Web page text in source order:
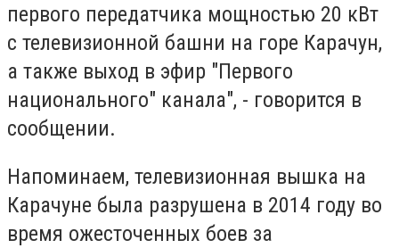
первого передатчика мощностью 20 кВт
с телевизионной башни на горе Карачун,
а также выход в эфир "Первого
национального" канала", - говорится в
сообщении.
Напоминаем, телевизионная вышка на
Карачуне была разрушена в 2014 году во
время ожесточенных боев за